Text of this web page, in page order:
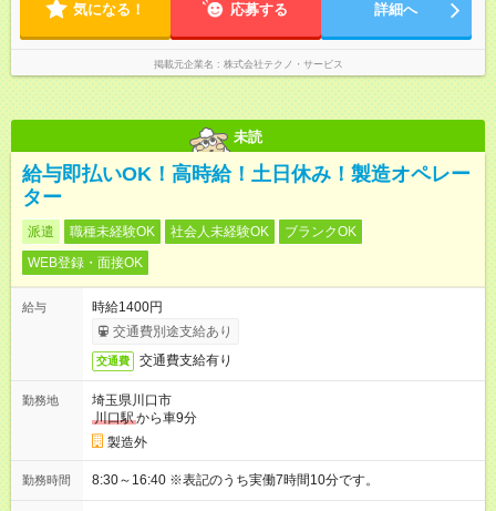
気になる！ 応募する 詳細へ
掲載元企業名 株式会社テクノ・サービス
未読
給与即払いOK！高時給！土日休み！製造オペレー
ター
派遣 職種未経験OK 社会人未経験OK
ブランクOK
WEB登録・面接OK
給与
時給1400円
交通費別途支給あり
交通費 交通費支給有り
勤務地
埼玉県川口市
川口駅から車9分
製造外
勤務時間 8:30～16:40 ※表記のうち実働7時間10分です。